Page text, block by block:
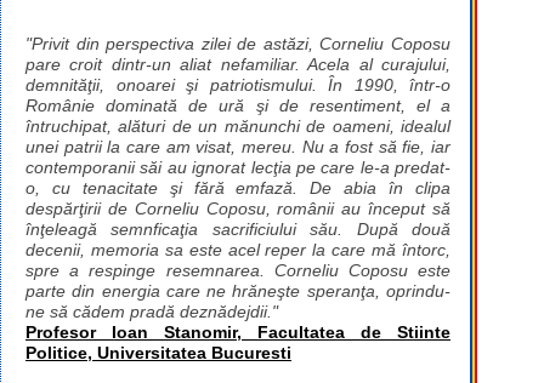
"Privit din perspectiva zilei de astăzi, Corneliu Coposu
pare croit dintr-un aliat nefamiliar. Acela al curajului,
demnităţii, onoarei şi patriotismului. În 1990, într-o
Românie dominată de ură şi de resentiment, el a
întruchipat, alături de un mănunchi de oameni, idealul
unei patrii la care am visat, mereu. Nu a fost să fie, iar
contemporanii săi au ignorat lecţia pe care le-a predat-
o, cu tenacitate şi fără emfază. De abia în clipa
despărţirii de Corneliu Coposu, românii au început să
înţeleagă semnficaţia sacrificiului său. După două
decenii, memoria sa este acel reper la care mă întorc,
spre a respinge resemnarea. Corneliu Coposu este
parte din energia care ne hrăneşte speranţa, oprindu-
ne să cădem pradă deznădejdii."
Profesor Ioan Stanomir, Facultatea de Stiinte
Politice, Universitatea Bucuresti